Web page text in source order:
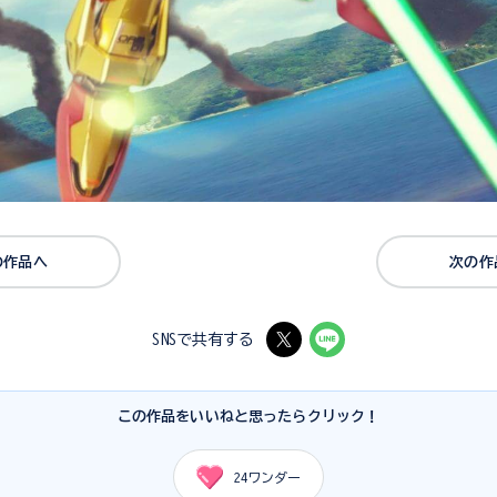
作品へ 次の作
SNSで共有する
この作品をいいねと思ったらクリック！
24ワンダー